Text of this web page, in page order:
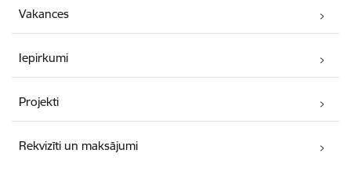
Vakances
Iepirkumi
Projekti
Rekvizīti un maksājumi